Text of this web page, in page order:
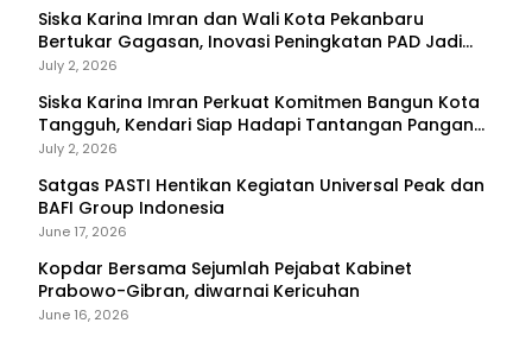
Siska Karina Imran dan Wali Kota Pekanbaru
Bertukar Gagasan, Inovasi Peningkatan PAD Jadi
Fokus Diskusi
July 2, 2026
Siska Karina Imran Perkuat Komitmen Bangun Kota
Tangguh, Kendari Siap Hadapi Tantangan Pangan
dan Bencana
July 2, 2026
Satgas PASTI Hentikan Kegiatan Universal Peak dan
BAFI Group Indonesia
June 17, 2026
Kopdar Bersama Sejumlah Pejabat Kabinet
Prabowo-Gibran, diwarnai Kericuhan
June 16, 2026